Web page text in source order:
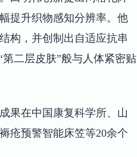
提升织物感知分辨率。他
构，并创制出自适应抗串
二层皮肤”般与人体紧密贴
果在中国康复科学所、山
疮预警智能床笠等20余个